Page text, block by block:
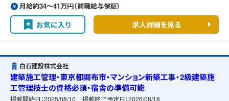
月給約34〜41万円（前職給与保証）
お気に入り 求人詳細を見る
白石建設株式会社
建築施工管理・東京都調布市・マンション新築工事・2級建築施
工管理技士の資格必須・宿舎の準備可能
掲載開始日：2025/08/10 掲載終了予定日：2026/08/18